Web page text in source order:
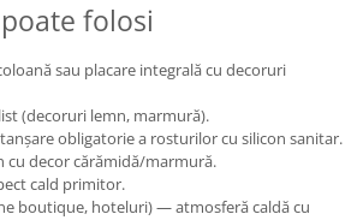
folosi
sau placare integrală cu decoruri
(decoruri lemn, marmură).
obligatorie a rosturilor cu silicon sanitar.
cu decor cărămidă/marmură.
cald primitor.
boutique, hoteluri) — atmosferă caldă cu